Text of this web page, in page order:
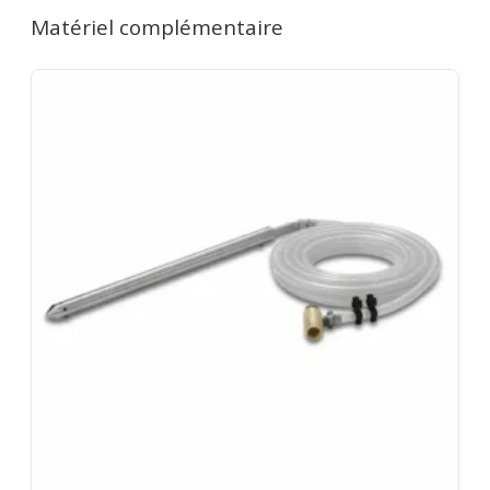
dès le 2e jour. 7 jours = 4 jours facturés. 1 mois = 12
du matériel en bon état. Videz les cuves et nettoyez
Matériel complémentaire